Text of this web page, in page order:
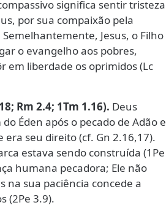
significa sentir tristeza
por sua compaixão pela
Jesus, o Filho
o evangelho aos pobres,
em liberdade os oprimidos (Lc
Rm 2.4; 1Tm 1.16). Deus
Éden após o pecado de Adão e
seu direito (cf. Gn 2.16,17).
estava sendo construída (1Pe
humana pecadora; Ele não
na sua paciência concede a
(2Pe 3.9).